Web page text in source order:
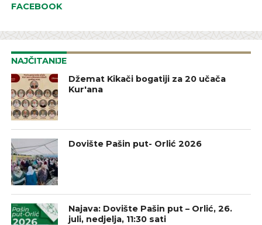
FACEBOOK
NAJČITANIJE
Džemat Kikači bogatiji za 20 učača
Kur'ana
Dovište Pašin put- Orlić 2026
Najava: Dovište Pašin put – Orlić, 26.
juli, nedjelja, 11:30 sati